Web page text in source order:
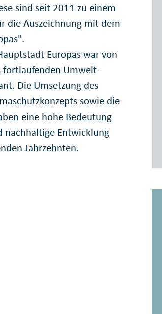
sind seit 2011 zu einem
die Auszeichnung mit dem
Europas war von
fortlaufenden Umwelt-
Die Umsetzung des
sowie die
eine hohe Bedeutung
nachhaltige Entwicklung
Jahrzehnten.